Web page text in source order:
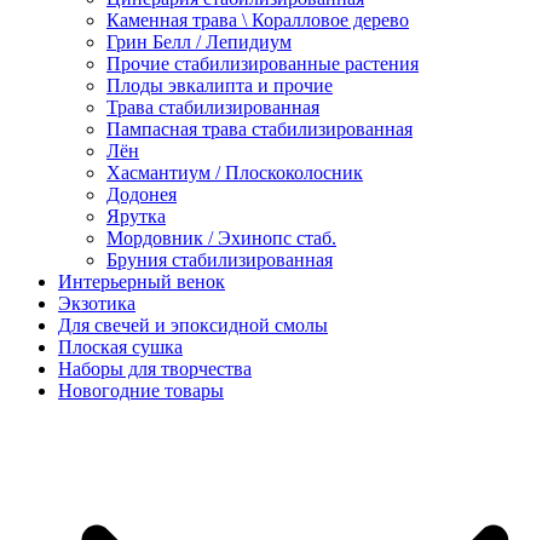
Каменная трава \ Коралловое дерево
Грин Белл / Лепидиум
Прочие стабилизированные растения
Плоды эвкалипта и прочие
Трава стабилизированная
Пампасная трава стабилизированная
Лён
Хасмантиум / Плоскоколосник
Додонея
Ярутка
Мордовник / Эхинопс стаб.
Бруния стабилизированная
Интерьерный венок
Экзотика
Для свечей и эпоксидной смолы
Плоская сушка
Наборы для творчества
Новогодние товары